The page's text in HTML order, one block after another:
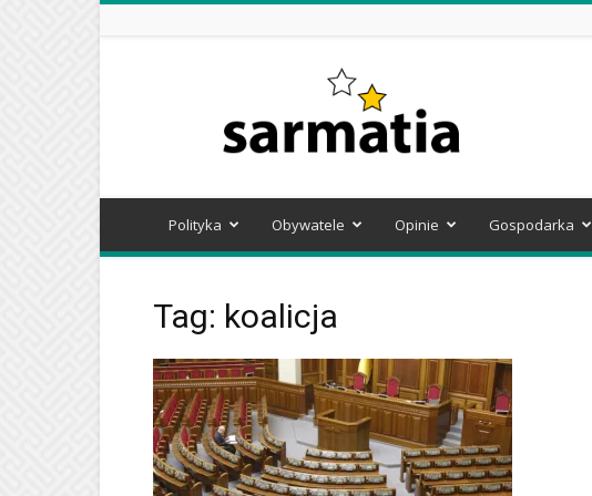
Polityka Obywatele Opinie Gospodarka
Tag: koalicja